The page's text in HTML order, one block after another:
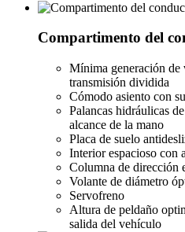
Compartimento del
Mínima generación de
transmisión dividida
Cómodo asiento con
Palancas hidráulicas
alcance de la mano
Placa de suelo
Interior espacioso con
Columna de dirección
Volante de diámetro
Servofreno
Altura de peldaño
salida del vehículo